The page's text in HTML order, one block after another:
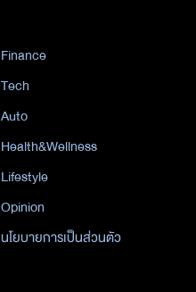
Finance
Tech
Auto
Health&Wellness
Lifestyle
Opinion
นโยบายการเป็นส่วนตัว